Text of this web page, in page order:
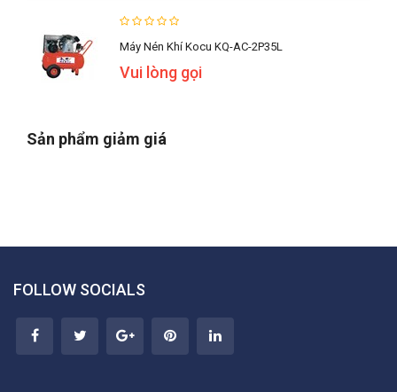
Máy Nén Khí Kocu KQ-AC-2P35L
Vui lòng gọi
Sản phẩm giảm giá
FOLLOW SOCIALS